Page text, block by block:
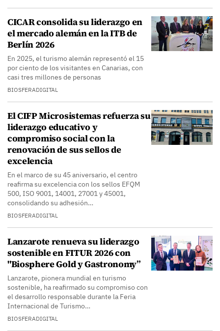
CICAR consolida su liderazgo en
el mercado alemán en la ITB de
Berlín 2026
En 2025, el turismo alemán representó el 15
por ciento de los visitantes en Canarias, con
casi tres millones de personas
BIOSFERADIGITAL
El CIFP Microsistemas refuerza su
liderazgo educativo y
compromiso social con la
renovación de sus sellos de
excelencia
En el marco de su 45 aniversario, el centro
reafirma su excelencia con los sellos EFQM
500, ISO 9001, 14001, 27001 y 45001,
consolidando su adhesión…
BIOSFERADIGITAL
Lanzarote renueva su liderazgo
sostenible en FITUR 2026 con
"Biosphere Gold y Gastronomy”
Lanzarote, pionera mundial en turismo
sostenible, ha reafirmado su compromiso con
el desarrollo responsable durante la Feria
Internacional de Turismo…
BIOSFERADIGITAL